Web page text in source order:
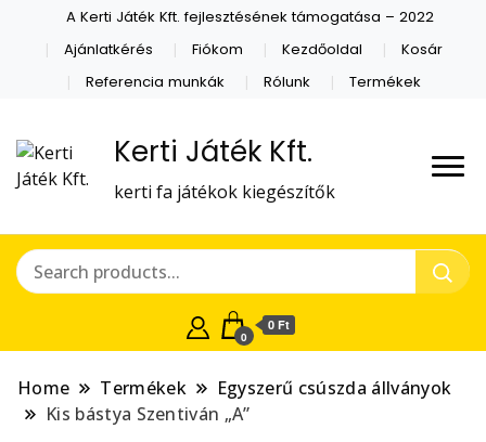
A Kerti Játék Kft. fejlesztésének támogatása – 2022
Ajánlatkérés
Fiókom Kezdőoldal
Kosár
Referencia munkák
Rólunk Termékek
Kerti Játék Kft.
kerti fa játékok kiegészítők
0
0 Ft
Home Termékek
Egyszerű csúszda állványok
Kis bástya Szentiván „A”